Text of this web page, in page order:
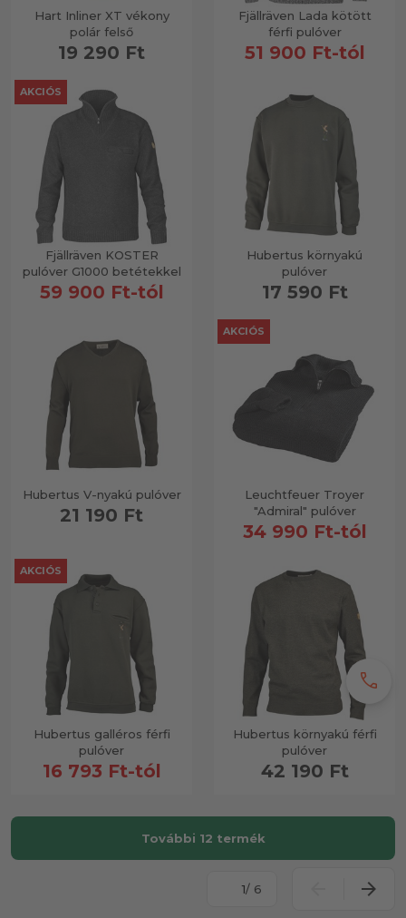
Hart Inliner XT vékony
polár felső
19 290 Ft
Fjällräven Lada kötött
férfi pulóver
51 900 Ft-tól
Fjällräven KOSTER
pulóver G1000 betétekkel
AKCIÓS
59 900 Ft-tól
Hubertus környakú
pulóver
17 590 Ft
Hubertus V-nyakú pulóver
21 190 Ft
Leuchtfeuer Troyer
"Admiral" pulóver
AKCIÓS
34 990 Ft-tól
Hubertus galléros férfi
pulóver
AKCIÓS
16 793 Ft-tól
Hubertus környakú férfi
pulóver
42 190 Ft
További 12 termék
/ 6
call